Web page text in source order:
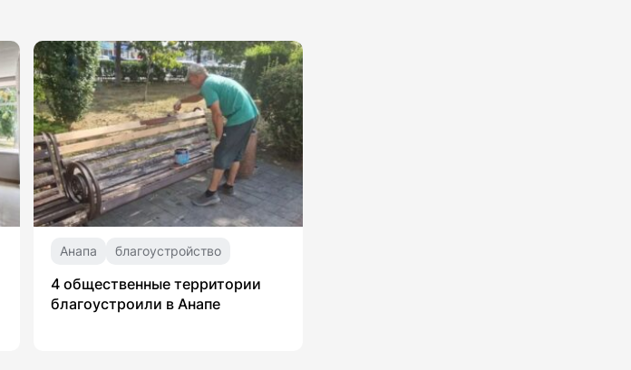
Анапа благоустройство
4 общественные территории
благоустроили в Анапе